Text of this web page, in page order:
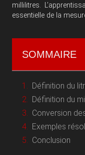
millilitres.
essentielle de la
SOMMAIRE
Définition du
Définition du
Conversion
Exemples
Conclusion